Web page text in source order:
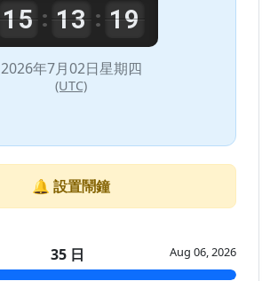
15: 13: 19
2026年7月02日星期四
(UTC)
🔔 設置鬧鐘
35 日 Aug 06, 2026